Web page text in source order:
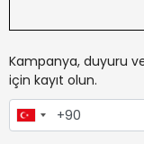
Kampanya, duyuru
için kayıt olun.